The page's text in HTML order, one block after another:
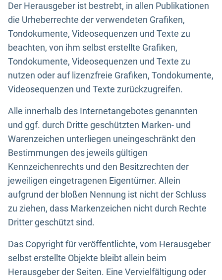
Der Herausgeber ist bestrebt, in allen Publikationen
die Urheberrechte der verwendeten Grafiken,
Tondokumente, Videosequenzen und Texte zu
beachten, von ihm selbst erstellte Grafiken,
Tondokumente, Videosequenzen und Texte zu
nutzen oder auf lizenzfreie Grafiken, Tondokumente,
Videosequenzen und Texte zurückzugreifen.
Alle innerhalb des Internetangebotes genannten
und ggf. durch Dritte geschützten Marken- und
Warenzeichen unterliegen uneingeschränkt den
Bestimmungen des jeweils gültigen
Kennzeichenrechts und den Besitzrechten der
jeweiligen eingetragenen Eigentümer. Allein
aufgrund der bloßen Nennung ist nicht der Schluss
zu ziehen, dass Markenzeichen nicht durch Rechte
Dritter geschützt sind.
Das Copyright für veröffentlichte, vom Herausgeber
selbst erstellte Objekte bleibt allein beim
Herausgeber der Seiten. Eine Vervielfältigung oder